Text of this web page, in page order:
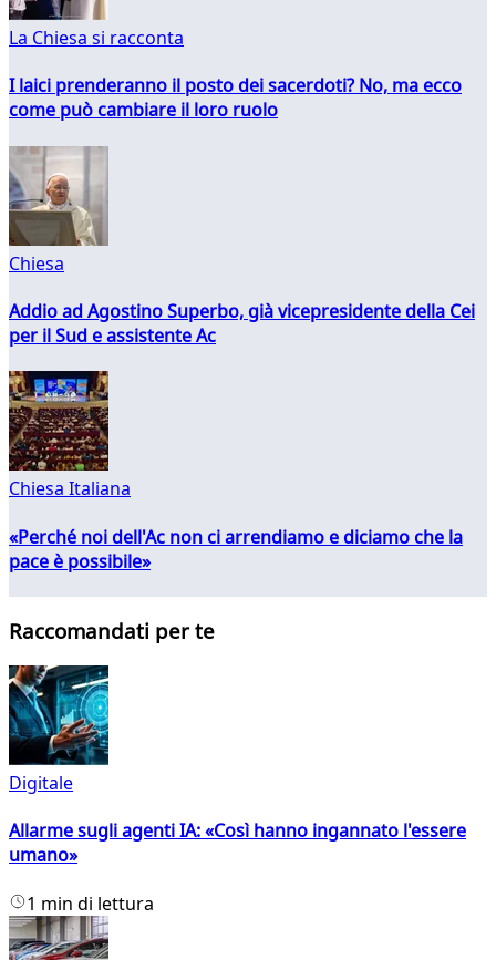
La Chiesa si racconta
I laici prenderanno il posto dei sacerdoti? No, ma ecco
come può cambiare il loro ruolo
Chiesa
Addio ad Agostino Superbo, già vicepresidente della Cei
per il Sud e assistente Ac
Chiesa Italiana
«Perché noi dell'Ac non ci arrendiamo e diciamo che la
pace è possibile»
Raccomandati per te
Digitale
Allarme sugli agenti IA: «Così hanno ingannato l'essere
umano»
1 min di lettura